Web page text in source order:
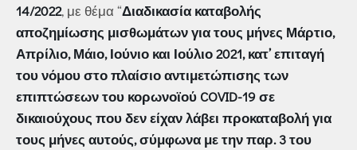
14/2022, με θέμα “Διαδικασία καταβολής
αποζημίωσης μισθωμάτων για τους μήνες Μάρτιο,
Απρίλιο, Μάιο, Ιούνιο και Ιούλιο 2021, κατ’ επιταγή
του νόμου στο πλαίσιο αντιμετώπισης των
επιπτώσεων του κορωνοϊού COVID-19 σε
δικαιούχους που δεν είχαν λάβει προκαταβολή για
τους μήνες αυτούς, σύμφωνα με την παρ. 3 του